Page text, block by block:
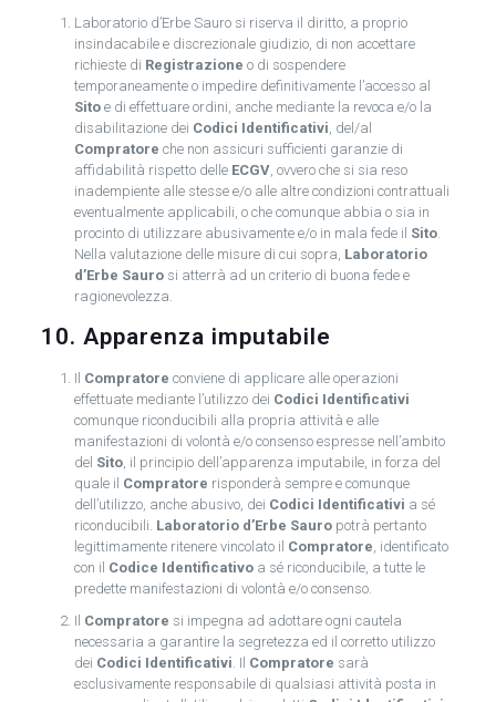
Laboratorio d’Erbe Sauro si riserva il diritto, a proprio
insindacabile e discrezionale giudizio, di non accettare
richieste di Registrazione o di sospendere
temporaneamente o impedire definitivamente l’accesso al
Sitoe di effettuare ordini, anche mediante la revoca e/o la
disabilitazione dei Codici Identificativi, del/al
Compratore che non assicuri sufficienti garanzie di
affidabilità rispetto delle ECGV, ovvero che si sia reso
inadempiente alle stesse e/o alle altre condizioni contrattuali
eventualmente applicabili, o che comunque abbia o sia in
procinto di utilizzare abusivamente e/o in mala fede il Sito.
Nella valutazione delle misure di cui sopra, Laboratorio
d’Erbe Saurosi atterrà ad un criterio di buona fede e
ragionevolezza.
10. Apparenza imputabile
Il Compratore conviene di applicare alle operazioni
effettuate mediante l’utilizzo dei Codici Identificativi
comunque riconducibili alla propria attività e alle
manifestazioni di volontà e/o consenso espresse nell’ambito
del Sito, il principio dell’apparenza imputabile, in forza del
quale il Compratore risponderà sempre e comunque
dell’utilizzo, anche abusivo, dei Codici Identificativi a sé
riconducibili. Laboratorio d’Erbe Sauropotrà pertanto
legittimamente ritenere vincolato il Compratore, identificato
con il Codice Identificativoa sé riconducibile, a tutte le
predette manifestazioni di volontà e/o consenso.
Il Compratore si impegna ad adottare ogni cautela
necessaria a garantire la segretezza ed il corretto utilizzo
dei Codici Identificativi. Il Compratore sarà
esclusivamente responsabile di qualsiasi attività posta in